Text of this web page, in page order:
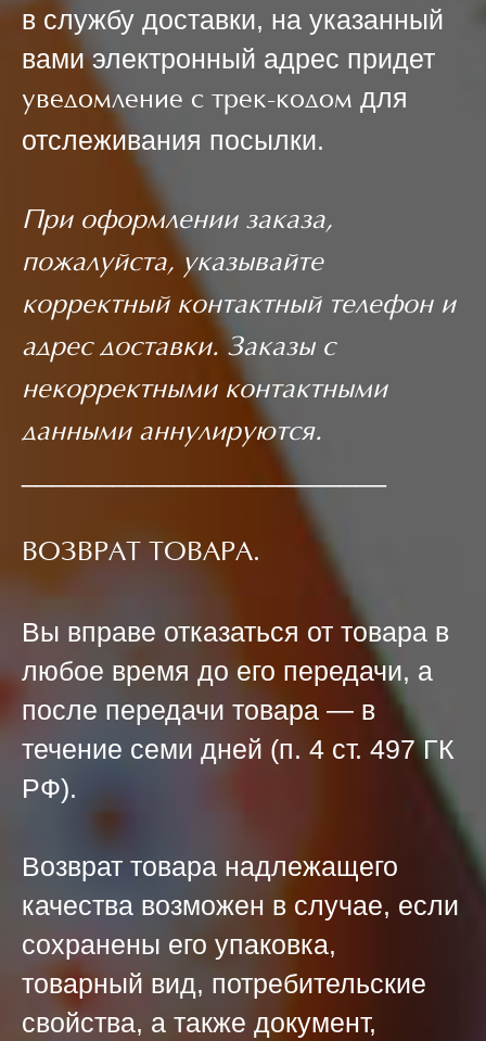
в службу доставки, на указанный
вами электронный адрес придет
уведомление с трек-кодом для
отслеживания посылки.
При оформлении заказа,
пожалуйста, указывайте
корректный контактный телефон и
адрес доставки. Заказы с
некорректными контактными
данными аннулируются.
________________________
ВОЗВРАТ ТОВАРА.
Вы вправе отказаться от товара в
любое время до его передачи, а
после передачи товара — в
течение семи дней (п. 4 ст. 497 ГК
РФ).
Возврат товара надлежащего
качества возможен в случае, если
сохранены его упаковка,
товарный вид, потребительские
свойства, а также документ,